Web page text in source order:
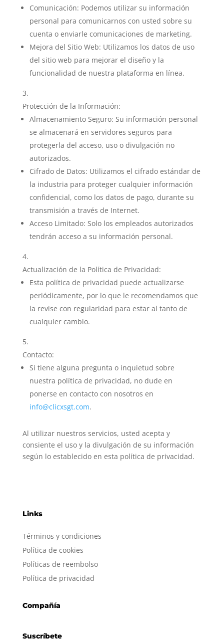
Comunicación: Podemos utilizar su información
personal para comunicarnos con usted sobre su
cuenta o enviarle comunicaciones de marketing.
Mejora del Sitio Web: Utilizamos los datos de uso
del sitio web para mejorar el diseño y la
funcionalidad de nuestra plataforma en línea.
Protección de la Información:
Almacenamiento Seguro: Su información personal
se almacenará en servidores seguros para
protegerla del acceso, uso o divulgación no
autorizados.
Cifrado de Datos: Utilizamos el cifrado estándar de
la industria para proteger cualquier información
confidencial, como los datos de pago, durante su
transmisión a través de Internet.
Acceso Limitado: Solo los empleados autorizados
tendrán acceso a su información personal.
Actualización de la Política de Privacidad:
Esta política de privacidad puede actualizarse
periódicamente, por lo que le recomendamos que
la revise con regularidad para estar al tanto de
cualquier cambio.
Contacto:
Si tiene alguna pregunta o inquietud sobre
nuestra política de privacidad, no dude en
ponerse en contacto con nosotros en
info@clicxsgt.com.
Al utilizar nuestros servicios, usted acepta y
consiente el uso y la divulgación de su información
según lo establecido en esta política de privacidad.
Links
Términos y condiciones
Política de cookies
Políticas de reembolso
Política de privacidad
Compañía
Suscríbete